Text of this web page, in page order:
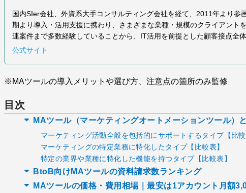
国内SIer会社、外資系大手コンサルティング会社を経て、2011年より
期より導入・活用支援に携わり、さまざまな業種・規模のクライアン
連案件まで多数経験していることから、IT活用を前提とした顧客接点全
公式サイト
※MAツールの導入メリットや選び方、注意点の箇所のみ監修
目次
MAツール（マーケティングオートメーションツール）
マーケティング活動全般を包括的にサポートするタイプ【比較
マーケティングの特定業務に特化したタイプ【比較表】
特定の業界や業種に特化した機能を持つタイプ【比較表】
BtoB向けMAツールの資料請求数ランキング
MAツールの価格・費用相場｜最安は1アカウント月額